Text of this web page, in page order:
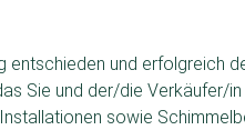
entschieden und erfolgreich
Sie und der/die Verkäufer/
sowie